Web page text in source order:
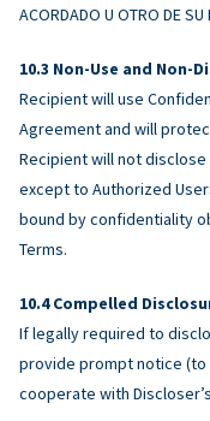
ACORDADO U OTRO DE
Non-Use and Non-
Recipient will use
Agreement and will
Recipient will not
except to Authorized
bound by confidentiality
Terms.
Compelled
If legally required to
provide prompt notice
cooperate with